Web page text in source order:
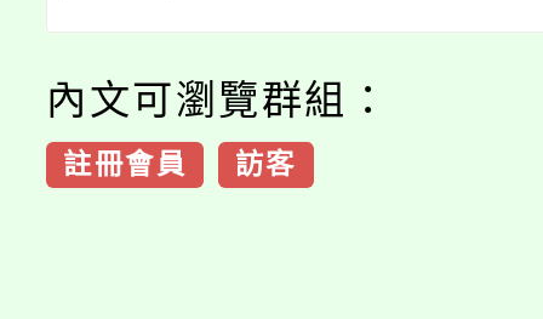
內文可瀏覽群組：
註冊會員 訪客